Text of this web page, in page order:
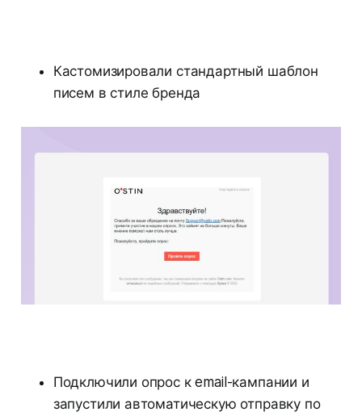
Кастомизировали стандартный шаблон
писем в стиле бренда
Подключили опрос к email-кампании и
запустили автоматическую отправку по